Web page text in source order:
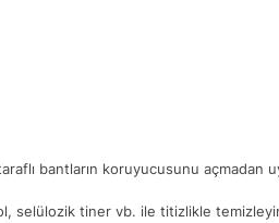
bantların koruyucusunu açmadan
selülozik tiner vb. ile titizlikle